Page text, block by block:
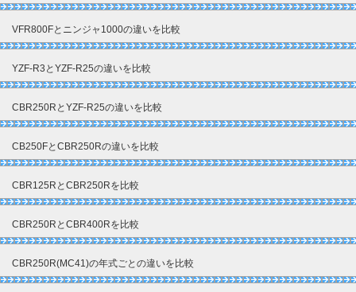
VFR800Fとニンジャ1000の違いを比較
YZF-R3とYZF-R25の違いを比較
CBR250RとYZF-R25の違いを比較
CB250FとCBR250Rの違いを比較
CBR125RとCBR250Rを比較
CBR250RとCBR400Rを比較
CBR250R(MC41)の年式ごとの違いを比較